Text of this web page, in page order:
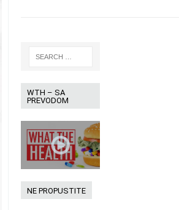
WTH – SA
PREVODOM
NE PROPUSTITE